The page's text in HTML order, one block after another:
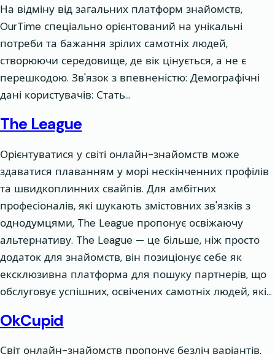
На відміну від загальних платформ знайомств,
OurTime спеціально орієнтований на унікальні
потреби та бажання зрілих самотніх людей,
створюючи середовище, де вік цінується, а не є
перешкодою. Зв'язок з впевненістю: Демографічні
дані користувачів: Стать…
The League
Орієнтуватися у світі онлайн-знайомств може
здаватися плаванням у морі нескінченних профілів
та швидкоплинних свайпів. Для амбітних
професіоналів, які шукають змістовних зв'язків з
однодумцями, The League пропонує освіжаючу
альтернативу. The League — це більше, ніж просто
додаток для знайомств, він позиціонує себе як
ексклюзивна платформа для пошуку партнерів, що
обслуговує успішних, освічених самотніх людей, які…
OkCupid
Світ онлайн-знайомств пропонує безліч варіантів,